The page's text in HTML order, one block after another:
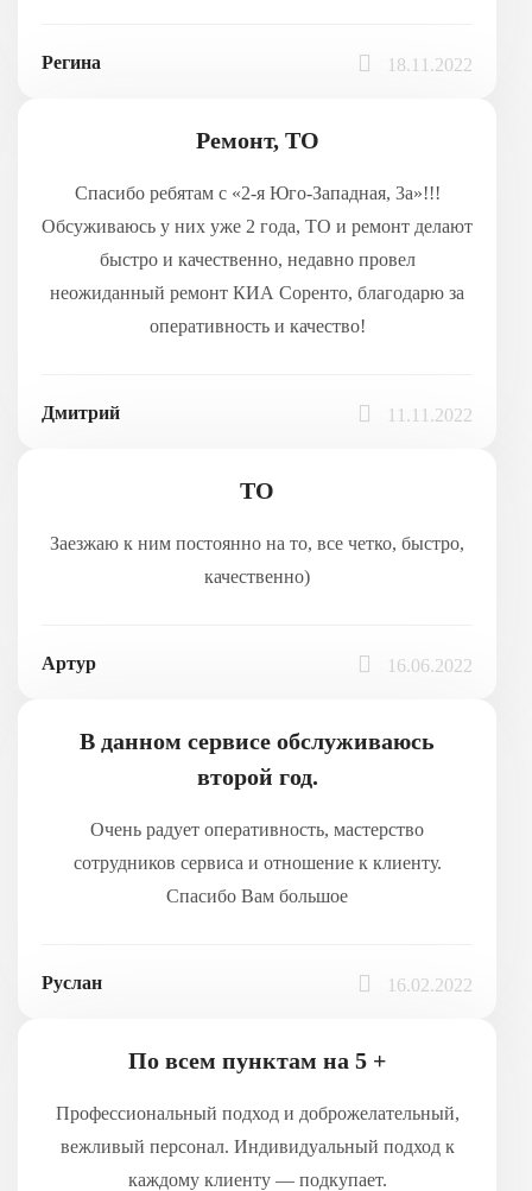
Регина 18.11.2022
Ремонт, ТО
Спасибо ребятам с «2-я Юго-Западная, 3а»!!!
Обсуживаюсь у них уже 2 года, ТО и ремонт делают
быстро и качественно, недавно провел
неожиданный ремонт КИА Соренто, благодарю за
оперативность и качество!
Дмитрий 11.11.2022
ТО
Заезжаю к ним постоянно на то, все четко, быстро,
качественно)
Артур 16.06.2022
В данном сервисе обслуживаюсь
второй год.
Очень радует оперативность, мастерство
сотрудников сервиса и отношение к клиенту.
Спасибо Вам большое
Руслан 16.02.2022
По всем пунктам на 5 +
Профессиональный подход и доброжелательный,
вежливый персонал. Индивидуальный подход к
каждому клиенту — подкупает.